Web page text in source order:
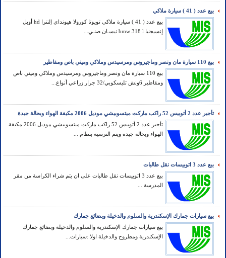
بيع عدد ( 41 ) سيارة ملاكي
بيع عدد ( 41 ) سيارة ملاكي تويوتا كورولا هيونداي إلنترا hd أوبل
إنسيجنيا bmw 318 l نيسـان صنـي...
بيع 110 سيارة مان ونصر وماجيروس ومرسيدس وملاكي وميني باص ومقاطير
بيع 110 سيارة مان ونصر وماجيروس ومرسيدس وملاكي وميني باص
ومقاطير 6ونش تليسكوبي/32 جرار زراعي أنواع...
تأجير عدد 2 أتوبيس 52 راكب ماركت ميتسوبيشي موديل 2006 مكيفة الهواء وبحالة جيدة
تأجير عدد 2 أتوبيس 52 راكب ماركت ميتسوبيشي موديل 2006 مكيفة
الهواء وبحالة جيدة ويتم الترسية بنظام ...
بيع عدد 3 اتوبيسات نقل طالبات
بيع عدد 3 اتوبيسات نقل طالبات على ان يتم شراء الكراسة من مقر
المدرسة ...
بيع سيارات جمارك الإسكندرية والسلوم والدخيلة وبضائع جمارك
بيع سيارات جمارك الإسكندرية والسلوم والدخيلة وبضائع جمارك
الإسكندرية ومطروح والدخيلة اولا :سيارات...